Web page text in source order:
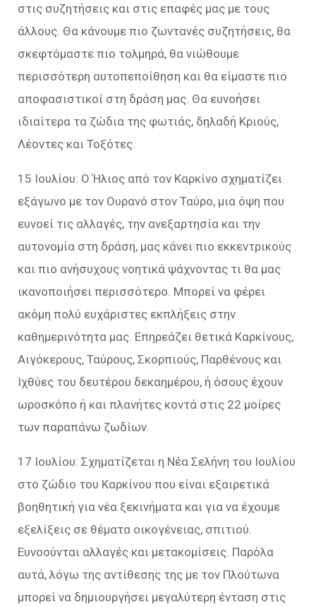
στις συζητήσεις και στις επαφές μας με τους
άλλους. Θα κάνουμε πιο ζωντανές συζητήσεις, θα
σκεφτόμαστε πιο τολμηρά, θα νιώθουμε
περισσότερη αυτοπεποίθηση και θα είμαστε πιο
αποφασιστικοί στη δράση μας. Θα ευνοήσει
ιδιαίτερα τα ζώδια της φωτιάς, δηλαδή Κριούς,
Λέοντες και Τοξότες.
15 Ιουλίου: Ο Ήλιος από τον Καρκίνο σχηματίζει
εξάγωνο με τον Ουρανό στον Ταύρο, μια όψη που
ευνοεί τις αλλαγές, την ανεξαρτησία και την
αυτονομία στη δράση, μας κάνει πιο εκκεντρικούς
και πιο ανήσυχους νοητικά ψάχνοντας τι θα μας
ικανοποιήσει περισσότερο. Μπορεί να φέρει
ακόμη πολύ ευχάριστες εκπλήξεις στην
καθημερινότητα μας. Επηρεάζει θετικά Καρκίνους,
Αιγόκερους, Ταύρους, Σκορπιούς, Παρθένους και
Ιχθύες του δευτέρου δεκαημέρου, ή όσους έχουν
ωροσκόπο ή και πλανήτες κοντά στις 22 μοίρες
των παραπάνω ζωδίων.
17 Ιουλίου: Σχηματίζεται η Νέα Σελήνη του Ιουλίου
στο ζώδιο του Καρκίνου που είναι εξαιρετικά
βοηθητική για νέα ξεκινήματα και για να έχουμε
εξελίξεις σε θέματα οικογένειας, σπιτιού.
Ευνοούνται αλλαγές και μετακομίσεις. Παρόλα
αυτά, λόγω της αντίθεσης της με τον Πλούτωνα
μπορεί να δημιουργήσει μεγαλύτερη ένταση στις